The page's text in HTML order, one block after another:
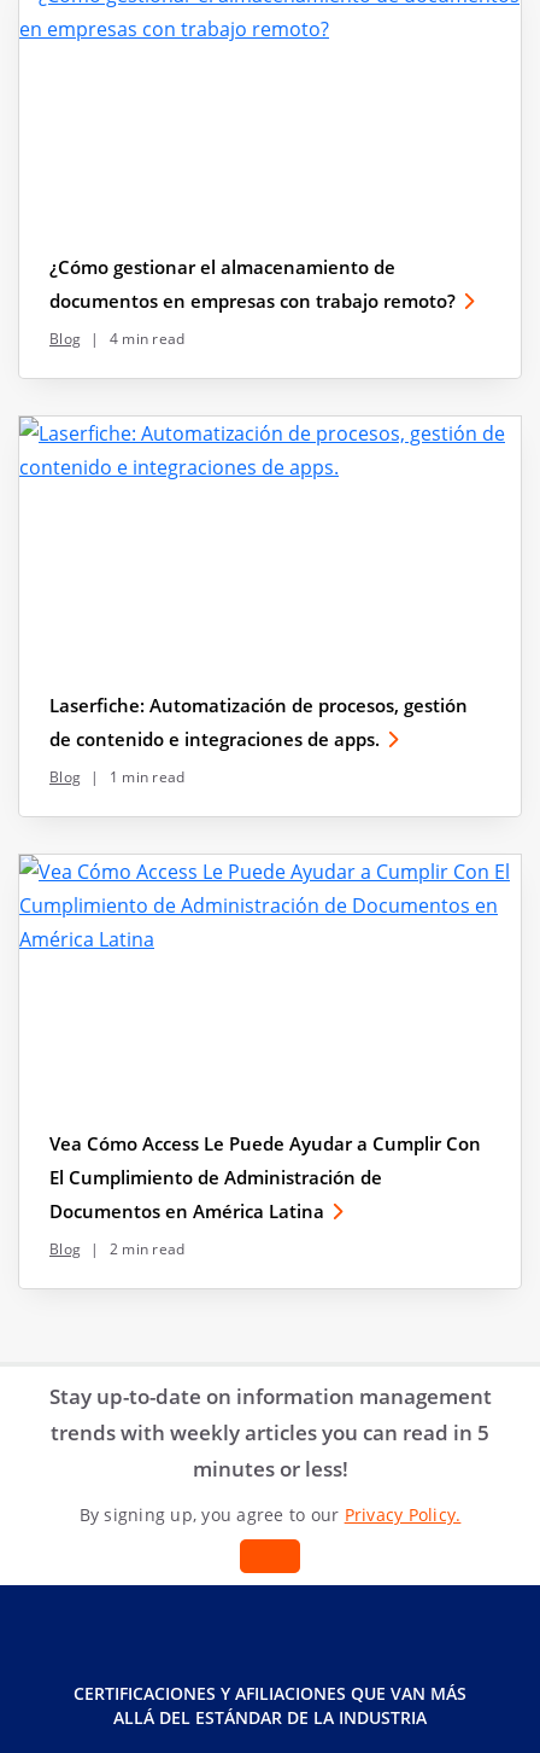
¿Cómo gestionar el almacenamiento de
documentos en empresas con trabajo remoto?
Blog | 4 min read
Laserfiche: Automatización de procesos, gestión
de contenido e integraciones de apps.
Blog | 1 min read
Vea Cómo Access Le Puede Ayudar a Cumplir Con
El Cumplimiento de Administración de
Documentos en América Latina
Blog | 2 min read
Stay up-to-date on information management
trends with weekly articles you can read in 5
minutes or less!
By signing up, you agree to our Privacy Policy.
CERTIFICACIONES Y AFILIACIONES QUE VAN MÁS
ALLÁ DEL ESTÁNDAR DE LA INDUSTRIA